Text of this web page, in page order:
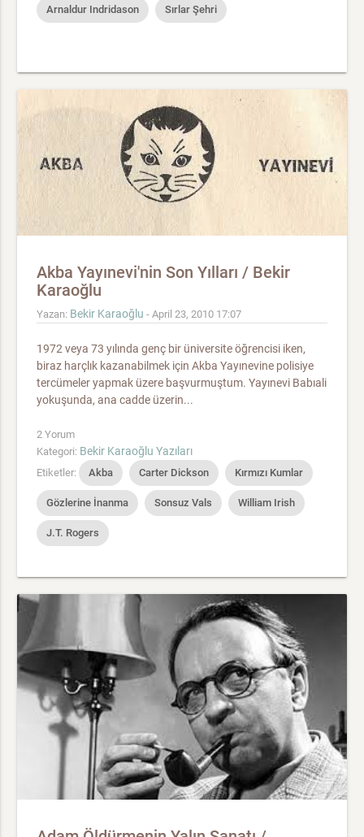
Arnaldur Indridason Sırlar Şehri
Akba Yayınevi'nin Son Yılları / Bekir
Karaoğlu
Yazan: Bekir Karaoğlu - April 23, 2010 17:07
1972 veya 73 yılında genç bir üniversite öğrencisi iken,
biraz harçlık kazanabilmek için Akba Yayınevine polisiye
tercümeler yapmak üzere başvurmuştum. Yayınevi Babıali
yokuşunda, ana cadde üzerin...
2 Yorum
Kategori: Bekir Karaoğlu Yazıları
Etiketler: Akba Carter Dickson Kırmızı Kumlar
Gözlerine İnanma Sonsuz Vals William Irish
J.T. Rogers